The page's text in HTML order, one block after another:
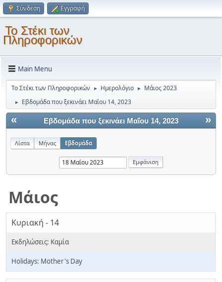
Σύνδεση Εγγραφή
Το Στέκι των
Πληροφορικών
Main Menu
Το Στέκι των Πληροφορικών ► Ημερολόγιο ► Μάιος 2023
► Εβδομάδα που ξεκινάει Μαΐου 14, 2023
« »
Εβδομάδα που ξεκινάει Μαΐου 14, 2023
Λίστα Μήνας Εβδομάδα
Μάιος
Κυριακή - 14
Mother's Day